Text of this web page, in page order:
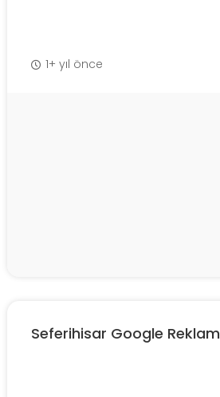
1+ yıl önce
Seferihisar Google Reklam